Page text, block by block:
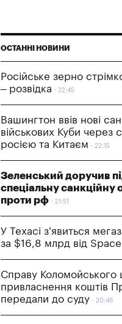
ОСТАННІ НОВИНИ
Російське зерно
– розвідка
22:45
Вашингтон ввів нові
військових Куби через
росією та Китаєм
22:15
Зеленський доручив
спеціальну санкційну
проти рф
21:51
У Техасі з'явиться
за $16,8 млрд від
Справу Коломойського
привласнення коштів
передали до суду
20:46